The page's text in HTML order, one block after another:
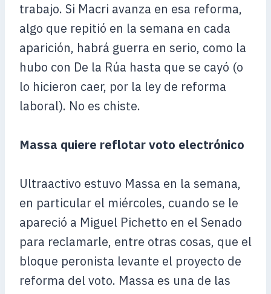
trabajo. Si Macri avanza en esa reforma,
algo que repitió en la semana en cada
aparición, habrá guerra en serio, como la
hubo con De la Rúa hasta que se cayó (o
lo hicieron caer, por la ley de reforma
laboral). No es chiste.
Massa quiere reflotar voto electrónico
Ultraactivo estuvo Massa en la semana,
en particular el miércoles, cuando se le
apareció a Miguel Pichetto en el Senado
para reclamarle, entre otras cosas, que el
bloque peronista levante el proyecto de
reforma del voto. Massa es una de las